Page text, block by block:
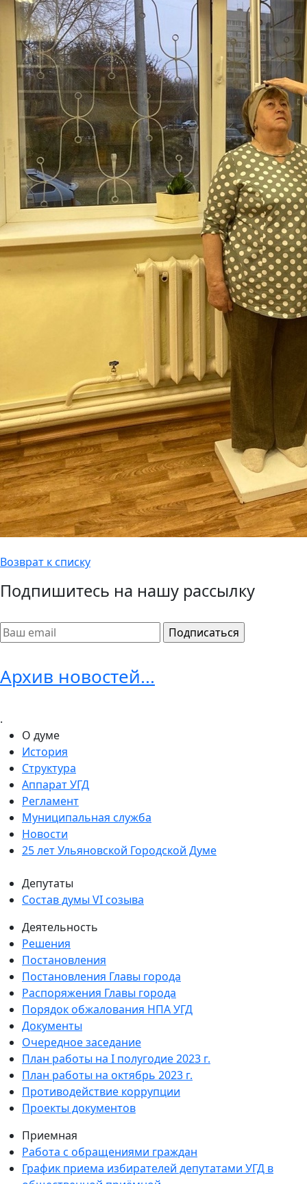
Возврат к списку
Подпишитесь на нашу рассылку
Архив новостей...
.
О думе
История
Структура
Аппарат УГД
Регламент
Муниципальная служба
Новости
25 лет Ульяновской Городской Думе
Депутаты
Состав думы VI созыва
Деятельность
Решения
Постановления
Постановления Главы города
Распоряжения Главы города
Порядок обжалования НПА УГД
Документы
Очередное заседание
План работы на I полугодие 2023 г.
План работы на октябрь 2023 г.
Противодействие коррупции
Проекты документов
Приемная
Работа с обращениями граждан
График приема избирателей депутатами УГД в